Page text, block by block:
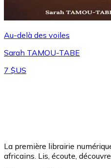
Au-delà des voiles
Sarah TAMOU-TABE
7 $US
La première librairie
africains. Lis, écoute,